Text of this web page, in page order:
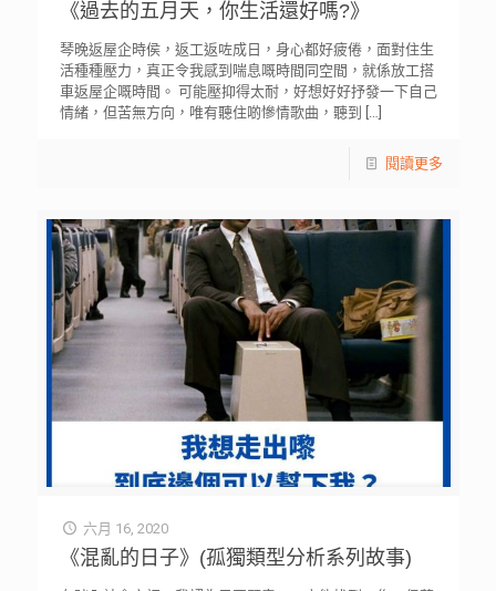
《過去的五月天，你生活還好嗎?》
琴晚返屋企時侯，返工返咗成日，身心都好疲倦，面對住生
活種種壓力，真正令我感到喘息嘅時間同空間，就係放工搭
車返屋企嘅時間。 可能壓抑得太耐，好想好好抒發一下自己
情緒，但苦無方向，唯有聽住啲慘情歌曲，聽到
[…]
閱讀更多
六月 16, 2020
《混亂的日子》(孤獨類型分析系列故事)